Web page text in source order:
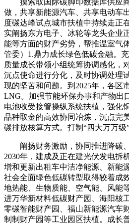
做，共享新能源汽车、共享电动车
度碳达峰试点城市扶植中持续走正
实阐扬东方电子、冰轮等龙头企业
能等方面的财产劣势，帮推温室气
管委）1.鼎力成长绿色低碳金融。
质量成长带领小组统筹协调感化，
沉点使命进行分化，及时协调处理
现的坚苦和问题。到2025年，各区
LNG。加强节能环保办事和产物出
电池收受接管操纵系统扶植，强化
品种取金的高效协同冶炼，沉点完
碳排放核算方式。打制“四大万万级”
阐扬财务激励，协同推进降碳、
2030年，建成及正在建光伏发电拆
增和更新出租车中洁净能源、新能
社会全面绿色低碳转型取得较着成
地热能、生物质能、空气能、风能
进万华新材料低碳财产园、海阳核
零碳智能财产园、福山新能源汽车
制制财产园等工业园区扶植。成长